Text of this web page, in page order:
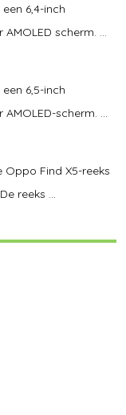
6,4-inch
scherm. ...
6,5-inch
scherm. ...
Find X5-reeks
reeks ...